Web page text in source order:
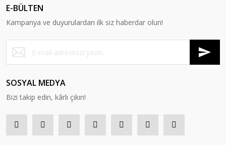
E-BÜLTEN
Kampanya ve duyurulardan ilk siz haberdar olun!
SOSYAL MEDYA
Bizi takip edin, kârlı çıkın!